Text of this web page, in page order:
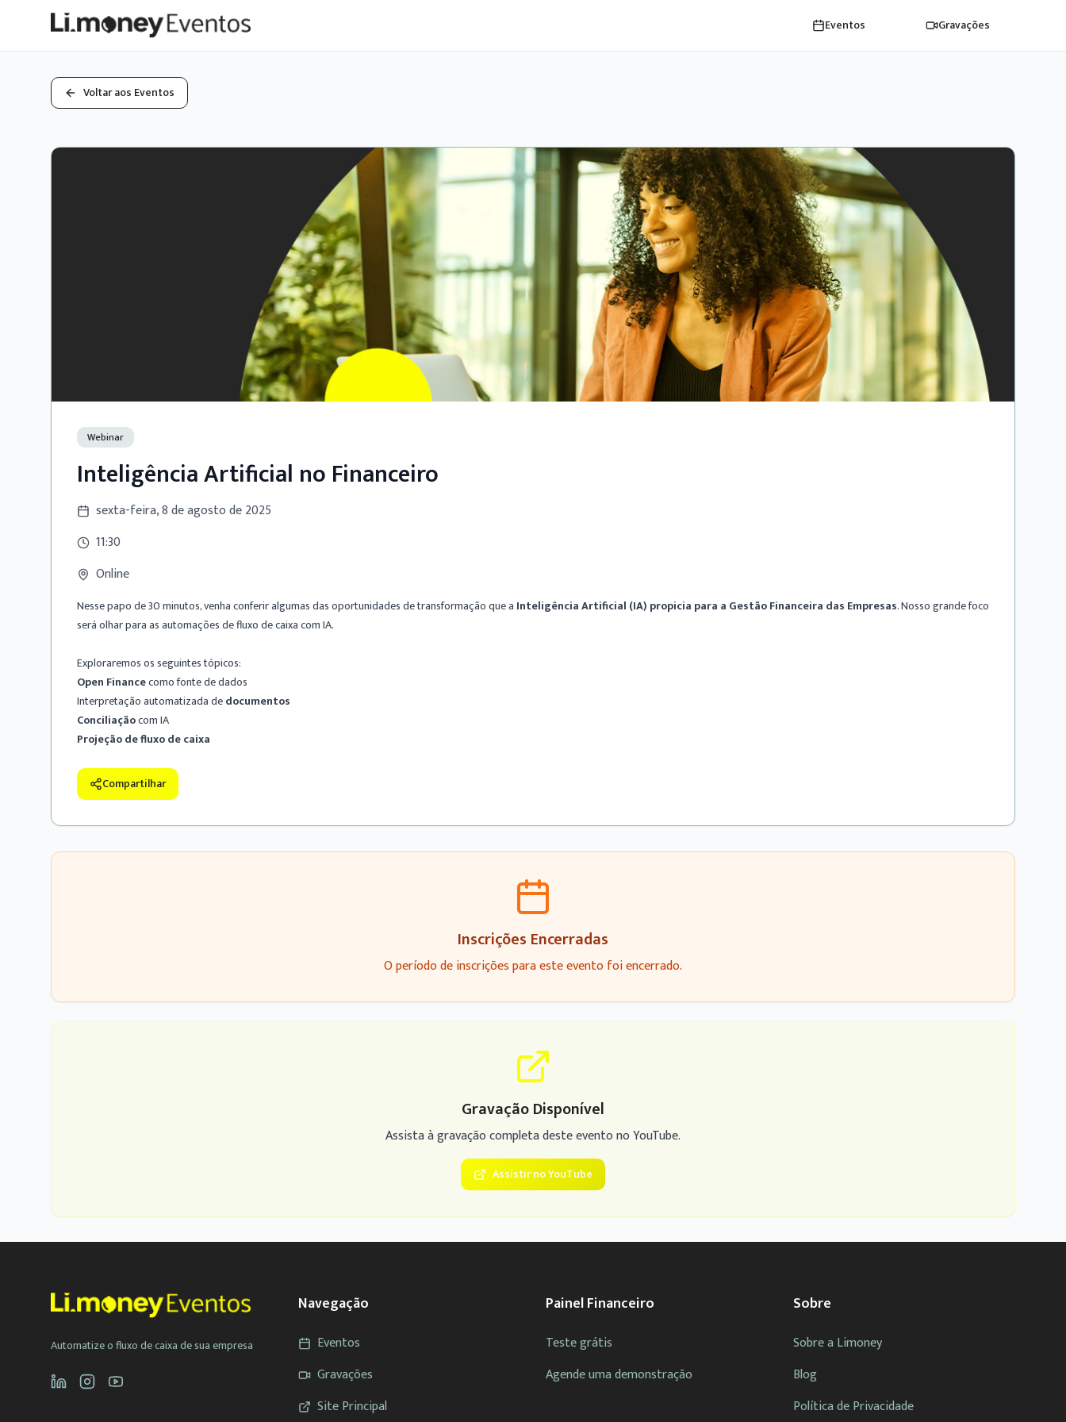
Eventos Gravações
Voltar aos Eventos
Webinar
Inteligência Artificial no Financeiro
sexta-feira, 8 de agosto de 2025
11:30
Online
Nesse papo de 30 minutos, venha conferir algumas das oportunidades de transformação que a Inteligência Artificial (IA) propicia para a Gestão Financeira das Empresas. Nosso grande foco
será olhar para as automações de fluxo de caixa com IA.
Exploraremos os seguintes tópicos:
Open Financecomo fonte de dados
Interpretação automatizada dedocumentos
Conciliaçãocom IA
Projeção de fluxo de caixa
Compartilhar
Inscrições Encerradas
O período de inscrições para este evento foi encerrado.
Gravação Disponível
Assista à gravação completa deste evento no YouTube.
Assistir no YouTube
Automatize o fluxo de caixa de sua empresa
Navegação
Eventos
Gravações
Site Principal
Painel Financeiro
Teste grátis
Agende uma demonstração
Sobre
Sobre a Limoney
Blog
Política de Privacidade